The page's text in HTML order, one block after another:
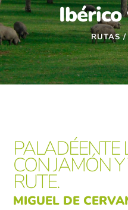
Ibérico
RUTAS /
CON JAMÓN
RUTE.
MIGUEL DE